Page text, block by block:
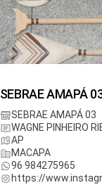
SEBRAE AMAPÁ
SEBRAE AMAPÁ 03
WAGNE PINHEIRO
AP
MACAPA
96 984275965
https://